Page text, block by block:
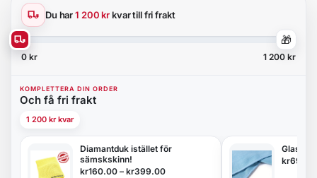
Du har1 200 krkvar till fri frakt
🎁
0 kr 1 200 kr
KOMPLETTERA DIN ORDER
Och få fri frakt
1 200 kr kvar
Diamantduk istället för
sämskskinn!
kr160.00 – kr399.00
kr69.00